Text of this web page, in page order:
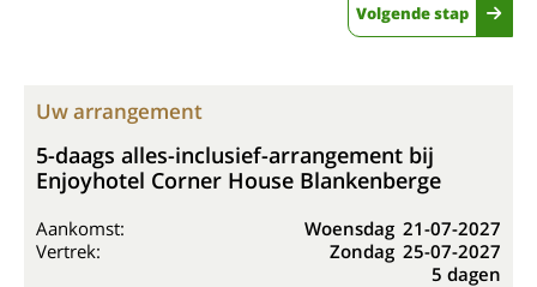
Volgende stap
Uw arrangement
5-daags alles-inclusief-arrangement bij
Enjoyhotel Corner House Blankenberge
Aankomst: Woensdag 21-07-2027
Vertrek:
Zondag 25-07-2027
5 dagen